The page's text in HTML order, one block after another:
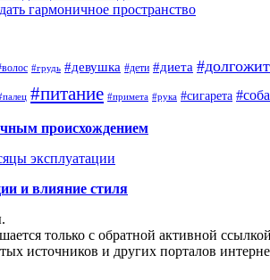
гармоничное пространство
#грудь #девушка #дети #диета
#питание #примета #рука #сигарета
происхождением
эксплуатации
и влияние стиля
только с обратной активной
источников и других порталов